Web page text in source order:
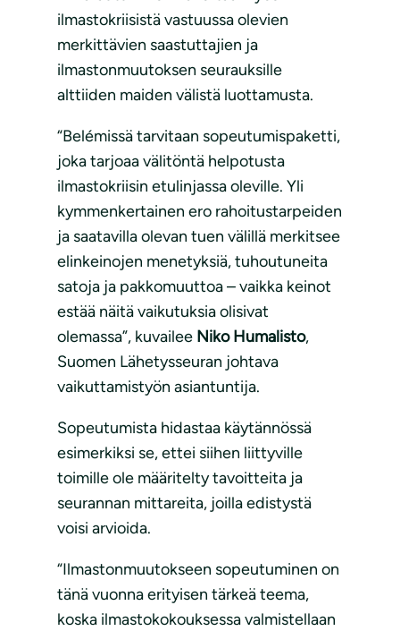
ilmastokriisistä vastuussa olevien
merkittävien saastuttajien ja
ilmastonmuutoksen seurauksille
alttiiden maiden välistä luottamusta.
“Belémissä tarvitaan sopeutumispaketti,
joka tarjoaa välitöntä helpotusta
ilmastokriisin etulinjassa oleville. Yli
kymmenkertainen ero rahoitustarpeiden
ja saatavilla olevan tuen välillä merkitsee
elinkeinojen menetyksiä, tuhoutuneita
satoja ja pakkomuuttoa – vaikka keinot
estää näitä vaikutuksia olisivat
olemassa”, kuvailee Niko Humalisto,
Suomen Lähetysseuran johtava
vaikuttamistyön asiantuntija.
Sopeutumista hidastaa käytännössä
esimerkiksi se, ettei siihen liittyville
toimille ole määritelty tavoitteita ja
seurannan mittareita, joilla edistystä
voisi arvioida.
“Ilmastonmuutokseen sopeutuminen on
tänä vuonna erityisen tärkeä teema,
koska ilmastokokouksessa valmistellaan